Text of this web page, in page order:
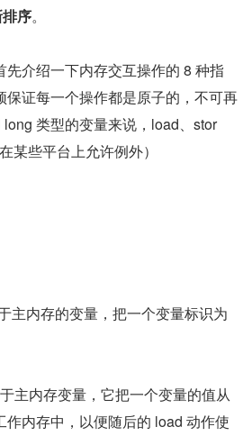
序。
介绍一下内存交互操作的 8 种指
保证每一个操作都是原子的，不可再
类型的变量来说，load、stor
某些平台上允许例外）
主内存的变量，把一个变量标识为
主内存变量，它把一个变量的值从
作内存中，以便随后的 load 动作使